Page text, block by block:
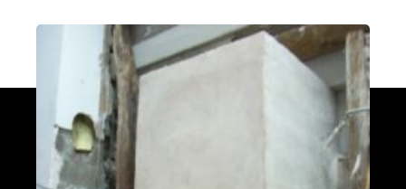
PDM L
Éternoz 25330
Modèle L sans enduit
Saint-Jean-de-Chevelu 73170